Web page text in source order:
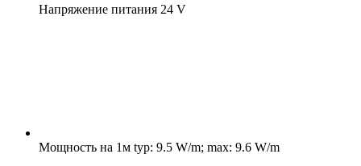
Напряжение питания 24 V
Мощность на 1м typ: 9.5 W/m; max: 9.6 W/m